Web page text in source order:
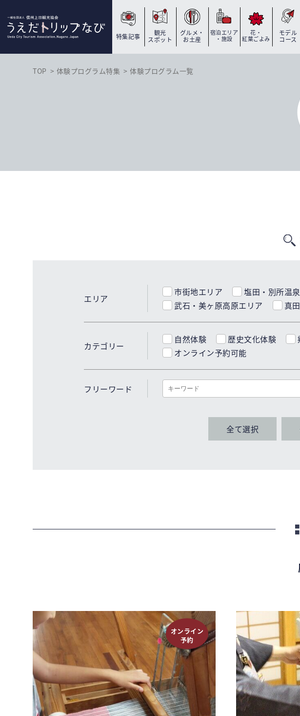
特集記事
観光
スポット
グルメ・
お土産
宿泊エリア
・施設
花・
紅葉ごよみ
モデル
コース
TOP 体験プログラム特集 体験プログラム一覧
エリア
市街地エリア 塩田・別所温
武石・美ヶ原高原エリア
真
カテゴリー
自然体験 歴史文化体験
オンライン予約可能
フリーワード
全て選択
オンライン
予約